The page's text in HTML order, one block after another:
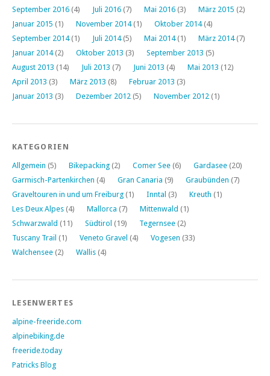
September 2016 (4) Juli 2016 (7) Mai 2016 (3) März 2015 (2)
Januar 2015 (1) November 2014(1) Oktober 2014(4)
September 2014(1) Juli 2014(5) Mai 2014(1) März 2014(7)
Januar 2014(2) Oktober 2013 (3) September 2013 (5)
August 2013 (14) Juli 2013 (7) Juni 2013 (4) Mai 2013 (12)
April 2013 (3) März 2013 (8) Februar 2013 (3)
Januar 2013 (3) Dezember 2012 (5) November 2012 (1)
KATEGORIEN
Allgemein (5) Bikepacking (2) Comer See (6) Gardasee (20)
Garmisch-Partenkirchen (4) Gran Canaria (9) Graubünden (7)
Graveltouren in und um Freiburg (1) Inntal (3) Kreuth (1)
Les Deux Alpes (4) Mallorca (7) Mittenwald (1)
Schwarzwald (11) Südtirol (19) Tegernsee (2)
Tuscany Trail (1) Veneto Gravel (4) Vogesen (33)
Walchensee (2) Wallis (4)
LESENWERTES
alpine-freeride.com
alpinebiking.de
freeride.today
Patricks Blog